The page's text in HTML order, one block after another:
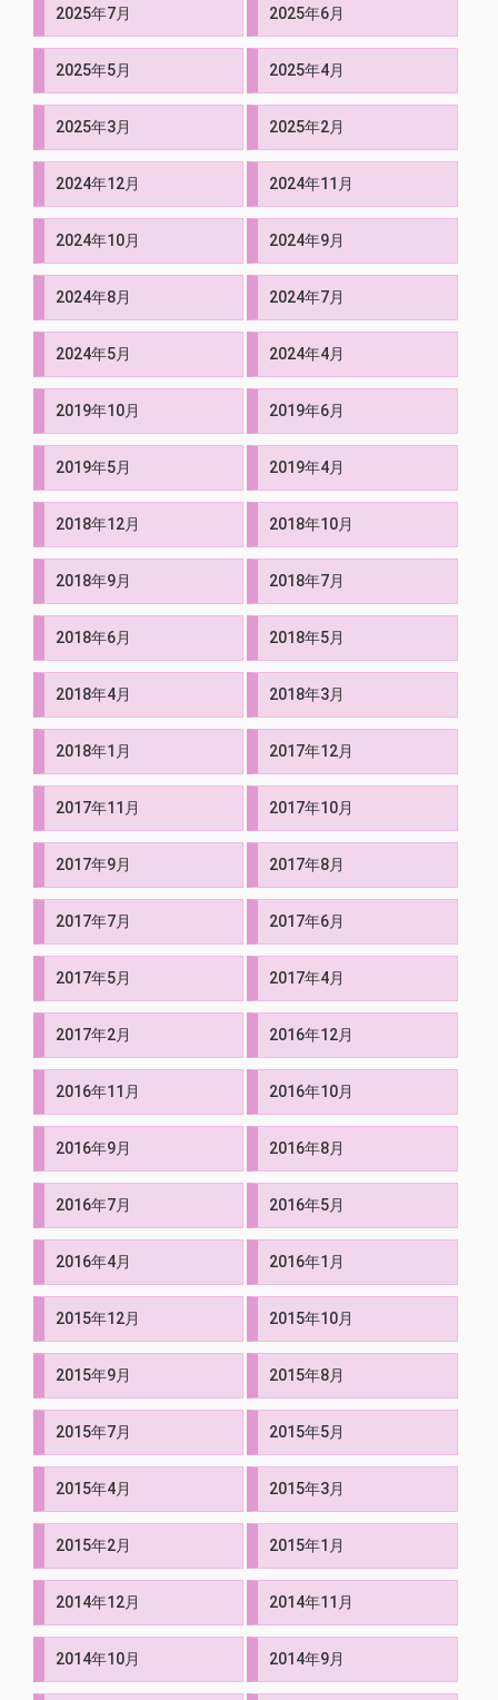
2025年7月 2025年6月
2025年5月 2025年4月
2025年3月 2025年2月
2024年12月 2024年11月
2024年10月 2024年9月
2024年8月 2024年7月
2024年5月 2024年4月
2019年10月 2019年6月
2019年5月 2019年4月
2018年12月 2018年10月
2018年9月 2018年7月
2018年6月 2018年5月
2018年4月 2018年3月
2018年1月 2017年12月
2017年11月 2017年10月
2017年9月 2017年8月
2017年7月 2017年6月
2017年5月 2017年4月
2017年2月 2016年12月
2016年11月 2016年10月
2016年9月 2016年8月
2016年7月 2016年5月
2016年4月 2016年1月
2015年12月 2015年10月
2015年9月 2015年8月
2015年7月 2015年5月
2015年4月 2015年3月
2015年2月 2015年1月
2014年12月 2014年11月
2014年10月 2014年9月